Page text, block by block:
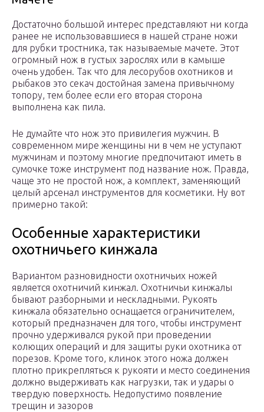
Достаточно большой интерес представляют ни когда
ранее не использовавшиеся в нашей стране ножи
для рубки тростника, так называемые мачете. Этот
огромный нож в густых зарослях или в камыше
очень удобен. Так что для лесорубов охотников и
рыбаков это секач достойная замена привычному
топору, тем более если его вторая сторона
выполнена как пила.
Не думайте что нож это привилегия мужчин. В
современном мире женщины ни в чем не уступают
мужчинам и поэтому многие предпочитают иметь в
сумочке тоже инструмент под название нож. Правда,
чаще это не простой нож, а комплект, заменяющий
целый арсенал инструментов для косметики. Ну вот
примерно такой:
Особенные характеристики
охотничьего кинжала
Вариантом разновидности охотничьих ножей
является охотничий кинжал. Охотничьи кинжалы
бывают разборными и нескладными. Рукоять
кинжала обязательно оснащается ограничителем,
который предназначен для того, чтобы инструмент
прочно удерживался рукой при проведении
колющих операций и для защиты руки охотника от
порезов. Кроме того, клинок этого ножа должен
плотно прикрепляться к рукояти и место соединения
должно выдерживать как нагрузки, так и удары о
твердую поверхность. Недопустимо появление
трещин и зазоров